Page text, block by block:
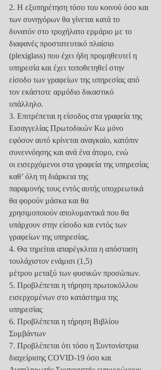
2. Η εξυπηρέτηση τόσο του κοινού όσο και
των συνηγόρων θα γίνεται κατά το
δυνατόν στο τροχήλατο ερμάριο με το
διαφανές προστατευτικό πλαίσιο
(plexiglass) που έχει ήδη προμηθευτεί η
υπηρεσία και έχει τοποθετηθεί στην
είσοδο των γραφείων της υπηρεσίας από
τον εκάστοτε αρμόδιο δικαστικό
υπάλληλο.
3. Επιτρέπεται η είσοδος στα γραφεία της
Εισαγγελίας Πρωτοδικών Κω μόνο
εφόσον αυτό κρίνεται αναγκαίο, κατόπιν
συνεννόησης και ανά ένα άτομο, ενώ
οι εισερχόμενοι στα γραφεία της υπηρεσίας
καθ’ όλη τη διάρκεια της
παραμονής τους εντός αυτής υποχρεωτικά
θα φορούν μάσκα και θα
χρησιμοποιούν απολυμαντικά που θα
υπάρχουν στην είσοδο και εντός των
γραφείων της υπηρεσίας.
4. Θα τηρείται απαρέγκλιτα η απόσταση
τουλάχιστον ενάμισι (1,5)
μέτρου μεταξύ των φυσικών προσώπων.
5. Προβλέπεται η τήρηση πρωτοκόλλου
εισερχομένων στο κατάστημα της
υπηρεσίας
6. Προβλέπεται η τήρηση Βιβλίου
Συμβάντων
7. Προβλέπεται ότι τόσο η Συντονίστρια
διαχείρισης COVID-19 όσο και